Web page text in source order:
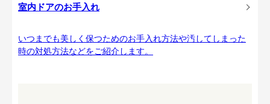
室内ドアのお手入れ
いつまでも美しく保つためのお手入れ方法や汚してしまった
時の対処方法などをご紹介します。